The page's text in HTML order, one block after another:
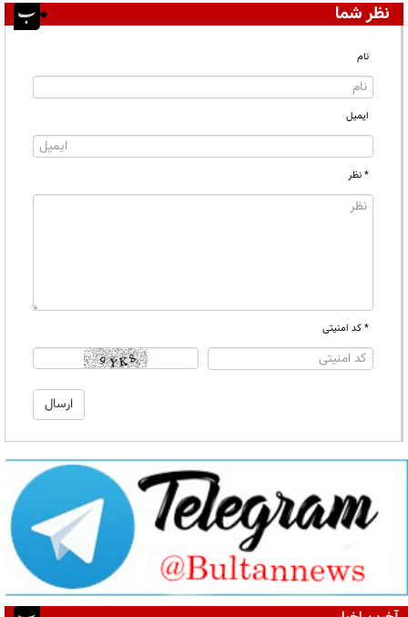
نظر شما
نام
ایمیل
* نظر
* کد امنیتی